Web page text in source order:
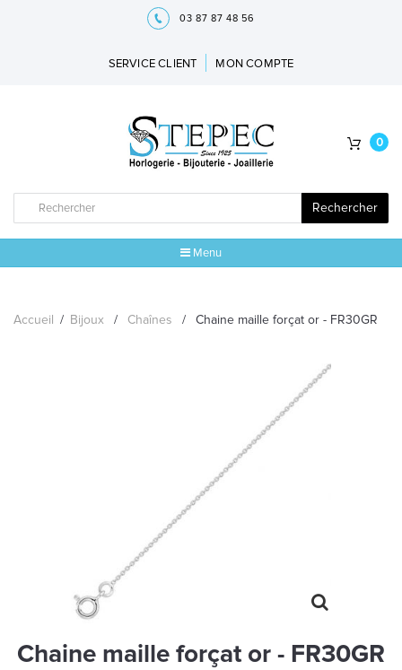
03 87 87 48 56
SERVICE CLIENT MON COMPTE
Rechercher
0
Menu
LES GEORGETTES
SWAROVSKI
BONNES AFFAIRES
CARTES CADEAUX
BLOG
Accueil / Bijoux / Chaînes / Chaine maille forçat or - FR30GR
Chaine maille forçat or - FR30GR